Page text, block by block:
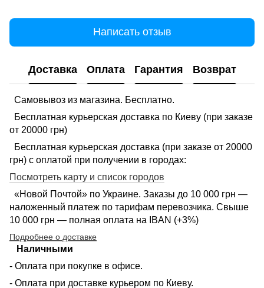
Написать отзыв
Доставка Оплата Гарантия Возврат
Самовывоз из магазина. Бесплатно.
Бесплатная курьерская доставка по Киеву (при заказе
от 20000 грн)
Бесплатная курьерская доставка (при заказе от 20000
грн) с оплатой при получении в городах:
Посмотреть карту и список городов
«Новой Почтой» по Украине. Заказы до 10 000 грн —
наложенный платеж по тарифам перевозчика. Свыше
10 000 грн — полная оплата на IBAN (+3%)
Подробнее о доставке
Наличными
- Оплата при покупке в офисе.
- Оплата при доставке курьером по Киеву.